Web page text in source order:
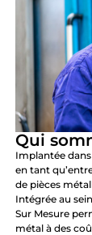
Qui
Implantée dans
en tant
de pièces
Intégrée au
Sur Mesure
métal à des